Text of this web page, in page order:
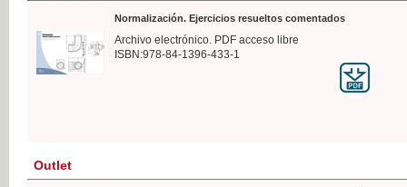
Normalización. Ejercicios resueltos comentados
Archivo electrónico. PDF acceso libre
ISBN:978-84-1396-433-1
Outlet